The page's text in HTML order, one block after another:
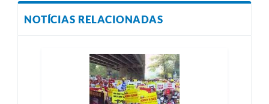
NOTÍCIAS RELACIONADAS